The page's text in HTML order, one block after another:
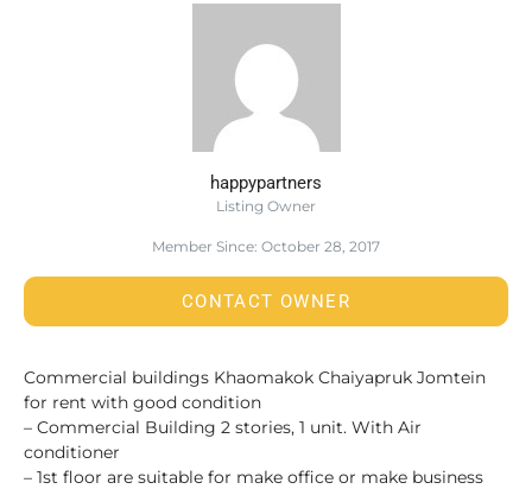
happypartners
Listing Owner
Member Since: October 28, 2017
CONTACT OWNER
Commercial buildings Khaomakok Chaiyapruk Jomtein
for rent with good condition
– Commercial Building 2 stories, 1 unit. With Air
conditioner
– 1st floor are suitable for make office or make business